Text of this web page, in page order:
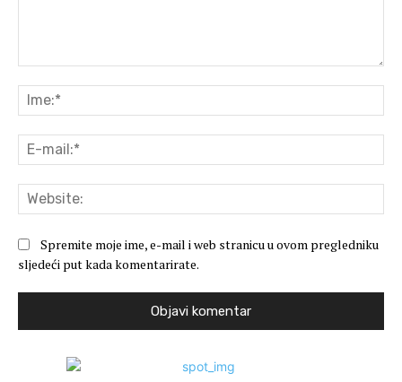
Spremite moje ime, e-mail i web stranicu u ovom pregledniku
sljedeći put kada komentarirate.